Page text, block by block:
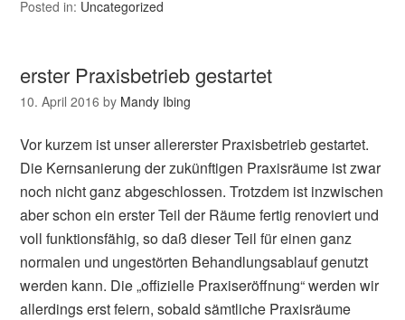
Posted in: Uncategorized
erster Praxisbetrieb gestartet
10. April 2016 by Mandy Ibing
Vor kurzem ist unser allererster Praxisbetrieb gestartet.
Die Kernsanierung der zukünftigen Praxisräume ist zwar
noch nicht ganz abgeschlossen. Trotzdem ist inzwischen
aber schon ein erster Teil der Räume fertig renoviert und
voll funktionsfähig, so daß dieser Teil für einen ganz
normalen und ungestörten Behandlungsablauf genutzt
werden kann. Die „offizielle Praxiseröffnung“ werden wir
allerdings erst feiern, sobald sämtliche Praxisräume